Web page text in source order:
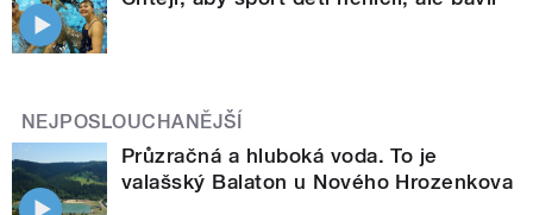
NEJPOSLOUCHANĚJŠÍ
Průzračná a hluboká voda. To je
valašský Balaton u Nového Hrozenkova